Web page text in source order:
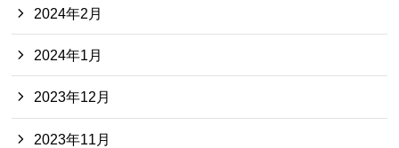
2024年2月
2024年1月
2023年12月
2023年11月